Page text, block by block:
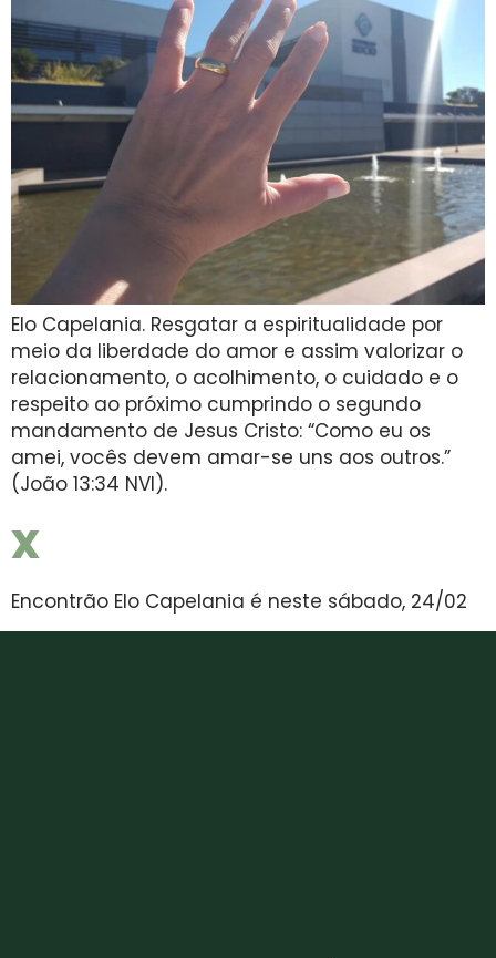
Elo Capelania. Resgatar a espiritualidade por
meio da liberdade do amor e assim valorizar o
relacionamento, o acolhimento, o cuidado e o
respeito ao próximo cumprindo o segundo
mandamento de Jesus Cristo: “Como eu os
amei, vocês devem amar-se uns aos outros.”
(João 13:34 NVI).
x
Encontrão Elo Capelania é neste sábado, 24/02